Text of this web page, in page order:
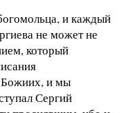
и каждый
не может не
который
Божиих, и мы
Сергий